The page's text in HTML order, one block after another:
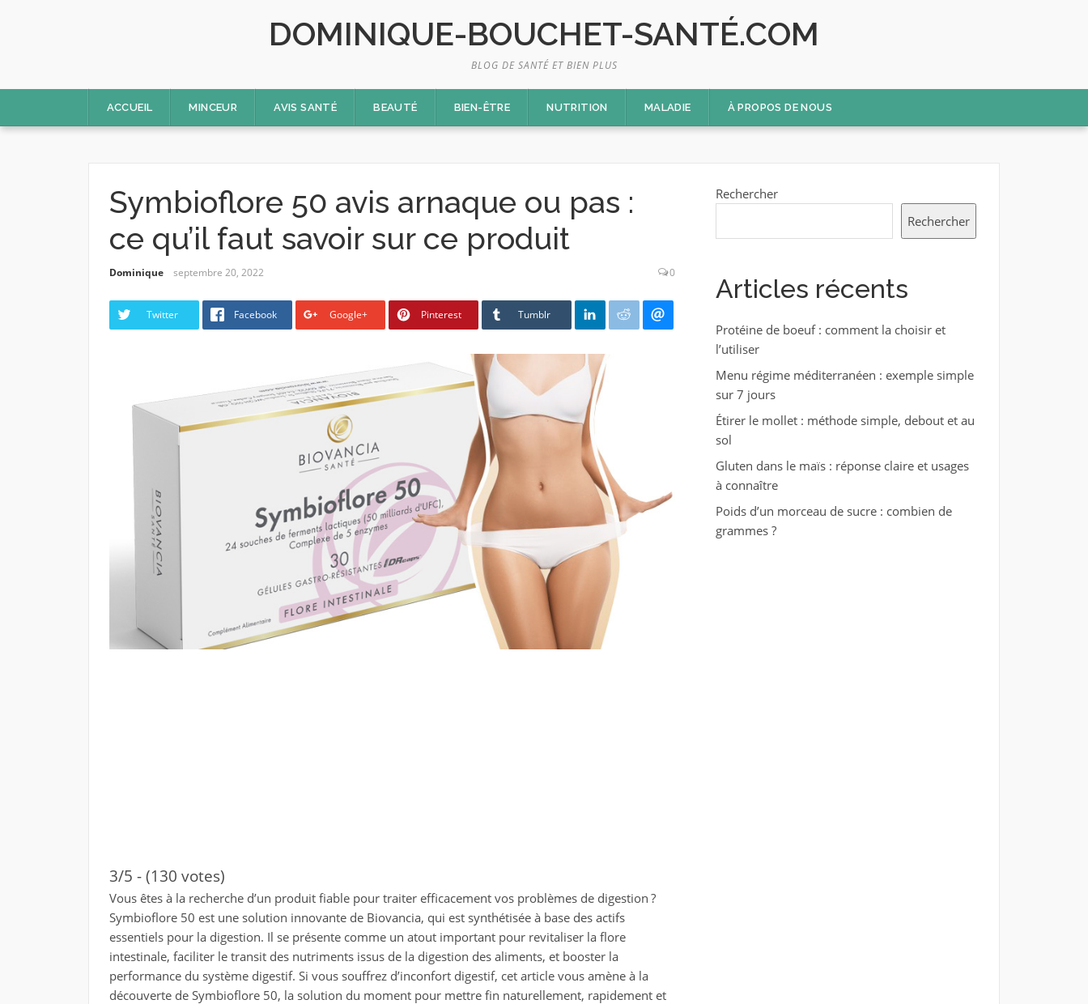
DOMINIQUE-BOUCHET-SANTÉ.COM
BLOG DE SANTÉ ET BIEN PLUS
ACCUEIL MINCEUR AVIS SANTÉ BEAUTÉ BIEN-ÊTRE NUTRITION MALADIE À PROPOS DE NOUS
Symbioflore 50 avis arnaque ou pas :
ce qu’il faut savoir sur ce produit
Dominique septembre 20, 2022 0
Twitter Facebook Google+ Pinterest Tumblr
3/5 - (130 votes)
Vous êtes à la recherche d’un produit fiable pour traiter efficacement vos problèmes de digestion ?
Symbioflore 50 est une solution innovante de Biovancia, qui est synthétisée à base des actifs
essentiels pour la digestion. Il se présente comme un atout important pour revitaliser la flore
intestinale, faciliter le transit des nutriments issus de la digestion des aliments, et booster la
performance du système digestif. Si vous souffrez d’inconfort digestif, cet article vous amène à la
découverte de Symbioflore 50, la solution du moment pour mettre fin naturellement, rapidement et
Rechercher
Rechercher
Articles récents
Protéine de boeuf : comment la choisir et
l’utiliser
Menu régime méditerranéen : exemple simple
sur 7 jours
Étirer le mollet : méthode simple, debout et au
sol
Gluten dans le maïs : réponse claire et usages
à connaître
Poids d’un morceau de sucre : combien de
grammes ?